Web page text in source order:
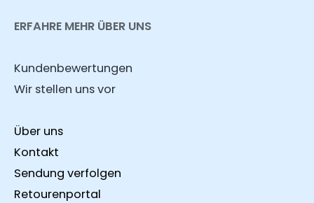
ERFAHRE MEHR ÜBER UNS
Kundenbewertungen
Wir stellen uns vor
Über uns
Kontakt
Sendung verfolgen
Retourenportal